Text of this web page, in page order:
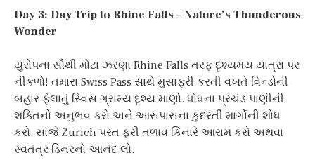
Day 3: Day Trip to Rhine Falls – Nature’s Thunderous
Wonder
યુરોપના સૌથી મોટા ઝરણા Rhine Falls તરફ દૃશ્યમય યાત્રા પર
નીકળો! તમારા Swiss Pass સાથે મુસાફરી કરતી વખતે વિન્ડોની
બહાર ફેલાતું સ્વિસ ગ્રામ્ય દૃશ્ય માણો. ધોધના પ્રચંડ પાણીની
શક્તિનો અનુભવ કરો અને આસપાસના કુદરતી માર્ગોની શોધ
કરો. સાંજે Zurich પરત ફરી તળાવ કિનારે આરામ કરો અથવા
સ્વતંત્ર ડિનરનો આનંદ લો.